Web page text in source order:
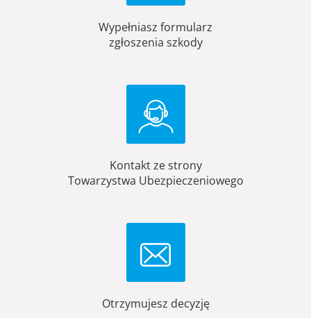
Wypełniasz formularz
zgłoszenia szkody
Kontakt ze strony
Towarzystwa Ubezpieczeniowego
Otrzymujesz decyzję